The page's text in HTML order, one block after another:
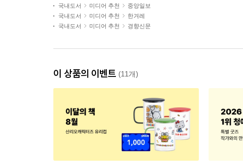
국내도서
미디어 추천
중앙일보
국내도서
미디어 추천
한겨레
국내도서
미디어 추천 경향신문
이 상품의 이벤트 (11개)